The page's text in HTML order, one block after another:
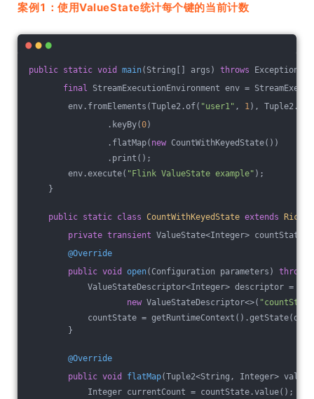
案例1：使用ValueState统计每个键的当前计数
public static void main(String[] args) throws Exception
final StreamExecutionEnvironment env =
env.fromElements(Tuple2.of( "user1" , 1), Tuple2.of(
.keyBy(0)
.flatMap( new CountWithKeyedState())
.print();
env.execute( "Flink ValueState example" );
}
public static class CountWithKeyedState extends
private transient ValueState<Integer> countState;
@Override
public void open(Configuration parameters) throws
ValueStateDescriptor<Integer> descriptor =
new ValueStateDescriptor<>(
countState =
}
@Override
public void flatMap(Tuple2<String, Integer>
Integer currentCount = countState.value();